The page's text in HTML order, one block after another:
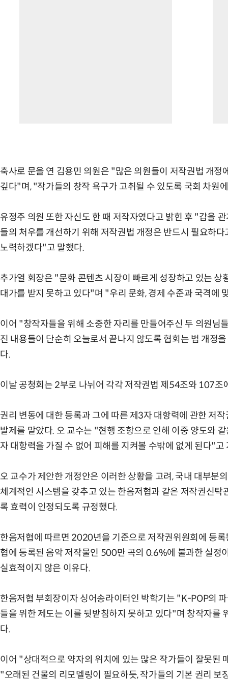
축사로 문을 연 김용민 의원은 "많은 의원들이 저작권법 개정
깊다"며, "작가들의 창작 욕구가 고취될 수 있도록 국회 차원
유정주 의원 또한 자신도 한 때 저작자였다고 밝힌 후 "갑을
들의 처우를 개선하기 위해 저작권법 개정은 반드시 필요하
노력하겠다"고 말했다.
추가열 회장은 "문화 콘텐츠 시장이 빠르게 성장하고 있는
대가를 받지 못하고 있다"며 "우리 문화, 경제 수준과 국격에
이어 "창작자들을 위해 소중한 자리를 만들어주신 두 의원님
진 내용들이 단순히 오늘로서 끝나지 않도록 협회는 법 개정
다.
이날 공청회는 2부로 나뉘어 각각 저작권법 제54조와 107조
권리 변동에 대한 등록과 그에 따른 제3자 대항력에 관한 저
발제를 맡았다. 오 교수는 "현행 조항으로 인해 이중 양도와
자 대항력을 가질 수 없어 피해를 지켜볼 수밖에 없게 된다"고
오 교수가 제안한 개정안은 이러한 상황을 고려, 국내 대부분
체계적인 시스템을 갖추고 있는 한음저협과 같은 저작권신
록 효력이 인정되도록 규정했다.
한음저협에 따르면 2020년을 기준으로 저작권위원회에 등
협에 등록된 음악 저작물인 500만 곡의 0.6%에 불과한 실정
실효적이지 않은 이유다.
한음저협 부회장이자 싱어송라이터인 박학기는 "K-POP의
들을 위한 제도는 이를 뒷받침하지 못하고 있다"며 창작자를
다.
이어 "상대적으로 약자의 위치에 있는 많은 작가들이 잘못된
"오래된 건물의 리모델링이 필요하듯, 작가들의 기본 권리 보